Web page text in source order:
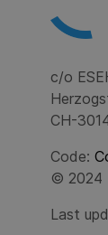
c/o
CH-
Code:
© 2024
Last